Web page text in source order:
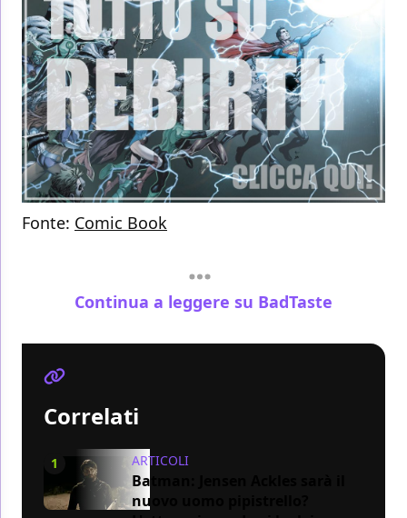
Fonte: Comic Book
Continua a leggere su BadTaste
Correlati
1 ARTICOLI
Batman: Jensen Ackles sarà il
nuovo uomo pipistrello?